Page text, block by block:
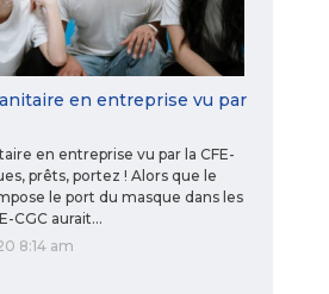
en entreprise vu par
en entreprise vu par la CFE-
prêts, portez ! Alors que le
le port du masque dans les
CGC aurait…
8:14 am